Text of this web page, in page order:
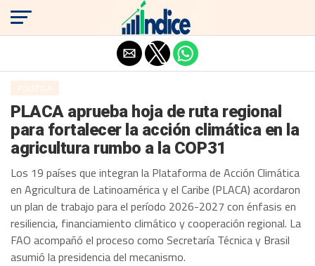
POLÍTICA
PLACA aprueba hoja de ruta regional
para fortalecer la acción climática en la
agricultura rumbo a la COP31
Los 19 países que integran la Plataforma de Acción Climática
en Agricultura de Latinoamérica y el Caribe (PLACA) acordaron
un plan de trabajo para el período 2026-2027 con énfasis en
resiliencia, financiamiento climático y cooperación regional. La
FAO acompañó el proceso como Secretaría Técnica y Brasil
asumió la presidencia del mecanismo.
Salir de la versión móvil